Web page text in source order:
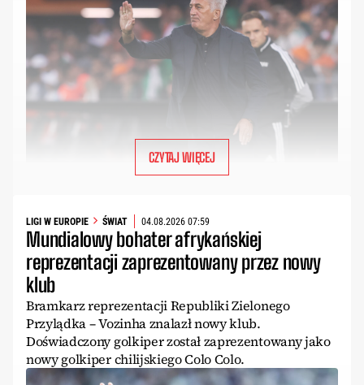
CZYTAJ WIĘCEJ
LIGI W EUROPIE ŚWIAT 04.08.2026 07:59
Mundialowy bohater afrykańskiej
reprezentacji zaprezentowany przez nowy
klub
Bramkarz reprezentacji Republiki Zielonego
Przylądka – Vozinha znalazł nowy klub.
Doświadczony golkiper został zaprezentowany jako
nowy golkiper chilijskiego Colo Colo.